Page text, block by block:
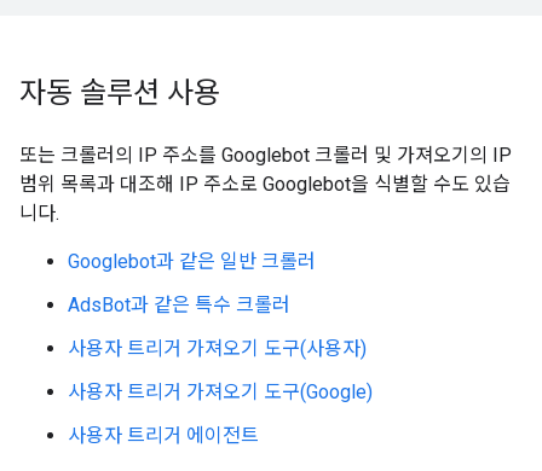
자동 솔루션 사용
또는 크롤러의 IP 주소를 Googlebot 크롤러 및 가져오기의 IP
범위 목록과 대조해 IP 주소로 Googlebot을 식별할 수도 있습
니다.
Googlebot과 같은 일반 크롤러
AdsBot과 같은 특수 크롤러
사용자 트리거 가져오기 도구(사용자)
사용자 트리거 가져오기 도구(Google)
사용자 트리거 에이전트